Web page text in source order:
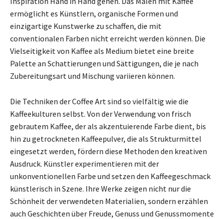
ermöglicht es Künstlern, organische Formen und
einzigartige Kunstwerke zu schaffen, die mit
conventionalen Farben nicht erreicht werden können. Die
Vielseitigkeit von Kaffee als Medium bietet eine breite
Palette an Schattierungen und Sättigungen, die je nach
Zubereitungsart und Mischung variieren können.
Die Techniken der Coffee Art sind so vielfältig wie die
Kaffeekulturen selbst. Von der Verwendung von frisch
gebrautem Kaffee, der als akzentuierende Farbe dient, bis
hin zu getrockneten Kaffeepulver, die als Strukturmittel
eingesetzt werden, fördern diese Methoden den kreativen
Ausdruck. Künstler experimentieren mit der
unkonventionellen Farbe und setzen den Kaffeegeschmack
künstlerisch in Szene. Ihre Werke zeigen nicht nur die
Schönheit der verwendeten Materialien, sondern erzählen
auch Geschichten über Freude, Genuss und Genussmomente